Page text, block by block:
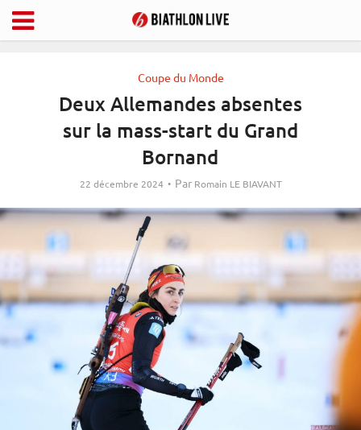
Coupe du Monde
Deux Allemandes absentes
sur la mass-start du Grand
Bornand
22 décembre 2024 Par Romain LE BIAVANT